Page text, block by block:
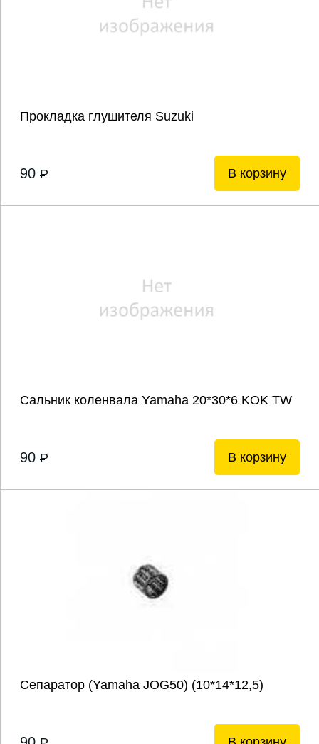
Прокладка глушителя Suzuki
90 P В корзину
Сальник коленвала Yamaha 20*30*6 KOK TW
90 P В корзину
Сепаратор (Yamaha JOG50) (10*14*12,5)